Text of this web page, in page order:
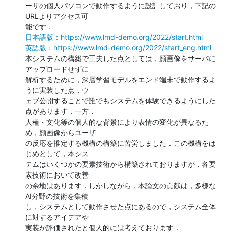
ーザの個人パソコンで動作するように設計しており，下記の
URLよりアクセス可
日本語版：https://www.lmd-demo.org/2022/start.html
英語版：https://www.lmd-demo.org/2022/start_eng.html
本システムの構築で工夫した点としては，顔画像をサーバに
アップロードせずに
解析するために，深層学習モデルをエンド端末で動作するよ
うに実装した点，ウ
ェブ公開することで誰でもシステムを体験できるようにした
点があります．一方，
人種・文化等の個人的な背景により表情の変化が異なるた
め，顔画像からユーザ
の反応を推定する機構の構築に苦労しました．この機構をは
じめとして，本シス
テムはいくつかの要素技術から構築されておりますが，各要
素技術において改善
の余地はあります．しかしながら，本論文の貢献は，多様な
AI分野の技術を集積
し，システムとして動作させた点にあるので，システム全体
に対するアイデアや
実装が評価されたと個人的には考えております．